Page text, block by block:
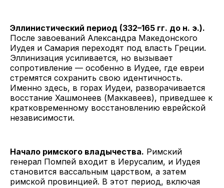
Эллинистический период (332–165 гг. до н. э.).
После завоеваний Александра Македонского
Иудея и Самария переходят под власть Греции.
Эллинизация усиливается, но вызывает
сопротивление — особенно в Иудее, где евреи
стремятся сохранить свою идентичность.
Именно здесь, в горах Иудеи, разворачивается
восстание Хашмонеев (Маккавеев), приведшее к
кратковременному восстановлению еврейской
независимости.
Начало римского владычества. Римский
генерал Помпей входит в Иерусалим, и Иудея
становится вассальным царством, а затем
римской провинцией. В этот период, включая